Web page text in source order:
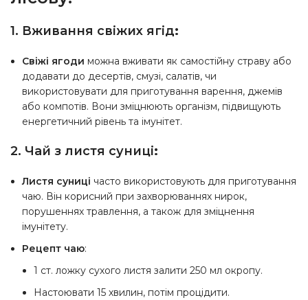
1. Вживання свіжих ягід:
Свіжі ягоди можна вживати як самостійну страву або
додавати до десертів, смузі, салатів, чи
використовувати для приготування варення, джемів
або компотів. Вони зміцнюють організм, підвищують
енергетичний рівень та імунітет.
2. Чай з листя суниці:
Листя суниці часто використовують для приготування
чаю. Він корисний при захворюваннях нирок,
порушеннях травлення, а також для зміцнення
імунітету.
Рецепт чаю:
1 ст. ложку сухого листя залити 250 мл окропу.
Настоювати 15 хвилин, потім процідити.